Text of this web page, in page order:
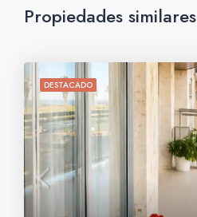
Propiedades similares
DESTACADO